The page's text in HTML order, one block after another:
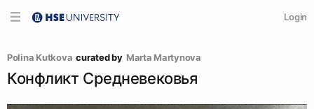
Login
Polina Kutkova curated by Marta Martynova
Конфликт Средневековья